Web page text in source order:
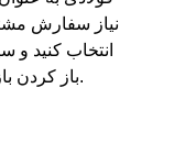
نیاز سفارش
انتخاب کنید و
باز کردن باز کنید تا برای پردازش بعدی آماده شوید.